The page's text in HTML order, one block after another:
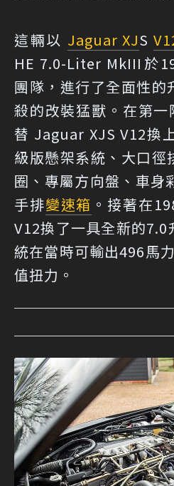
這輛以 Jaguar XJS
HE 7.0-Liter MkIII於
團隊，進行了全面性的
殺的改裝猛獸。在第
替 Jaguar XJS V12換
級版懸架系統、大口徑
圈、專屬方向盤、車身
手排變速箱 。接著在
V12換了一具全新的7.0
統在當時可輸出496馬
值扭力。